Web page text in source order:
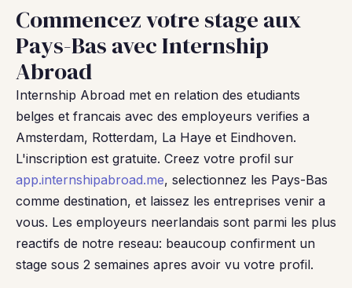
Commencez votre stage aux
Pays-Bas avec Internship
Abroad
Internship Abroad met en relation des etudiants
belges et francais avec des employeurs verifies a
Amsterdam, Rotterdam, La Haye et Eindhoven.
L'inscription est gratuite. Creez votre profil sur
app.internshipabroad.me, selectionnez les Pays-Bas
comme destination, et laissez les entreprises venir a
vous. Les employeurs neerlandais sont parmi les plus
reactifs de notre reseau: beaucoup confirment un
stage sous 2 semaines apres avoir vu votre profil.